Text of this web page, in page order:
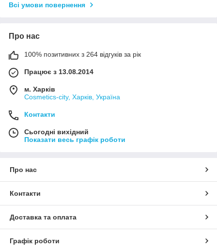
Всі умови повернення
Про нас
100% позитивних з 264 відгуків за рік
Працює з 13.08.2014
м. Харків
Cosmetics-city, Харків, Україна
Контакти
Сьогодні вихідний
Показати весь графік роботи
Про нас
Контакти
Доставка та оплата
Графік роботи